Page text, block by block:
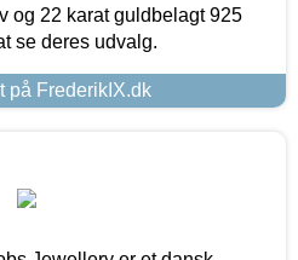
og 22 karat guldbelagt 925
se deres udvalg.
på FrederikIX.dk